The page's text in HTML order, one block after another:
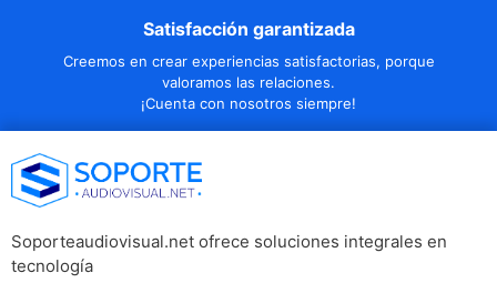
Satisfacción garantizada
Creemos en crear experiencias satisfactorias, porque
valoramos las relaciones.
¡Cuenta con nosotros siempre!
Soporteaudiovisual.net ofrece soluciones integrales en
tecnología